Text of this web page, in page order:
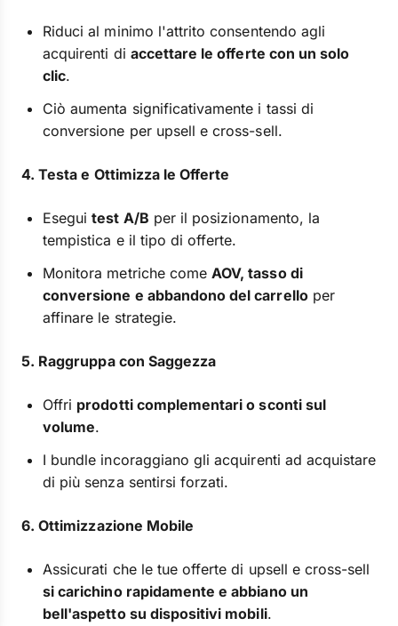
Riduci al minimo l'attrito consentendo agli
acquirenti di accettare le offerte con un solo
clic.
Ciò aumenta significativamente i tassi di
conversione per upsell e cross-sell.
4. Testa e Ottimizza le Offerte
Eseguitest A/B per il posizionamento, la
tempistica e il tipo di offerte.
Monitora metriche comeAOV, tasso di
conversione e abbandono del carrelloper
affinare le strategie.
5. Raggruppa con Saggezza
Offri prodotti complementari o sconti sul
volume.
I bundle incoraggiano gli acquirenti ad acquistare
di più senza sentirsi forzati.
6. Ottimizzazione Mobile
Assicurati che le tue offerte di upsell e cross-sell
si carichino rapidamente e abbiano un
bell'aspetto su dispositivi mobili.